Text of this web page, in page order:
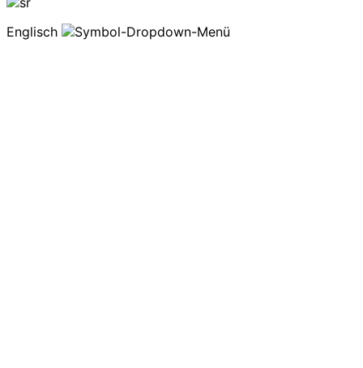
Englisch